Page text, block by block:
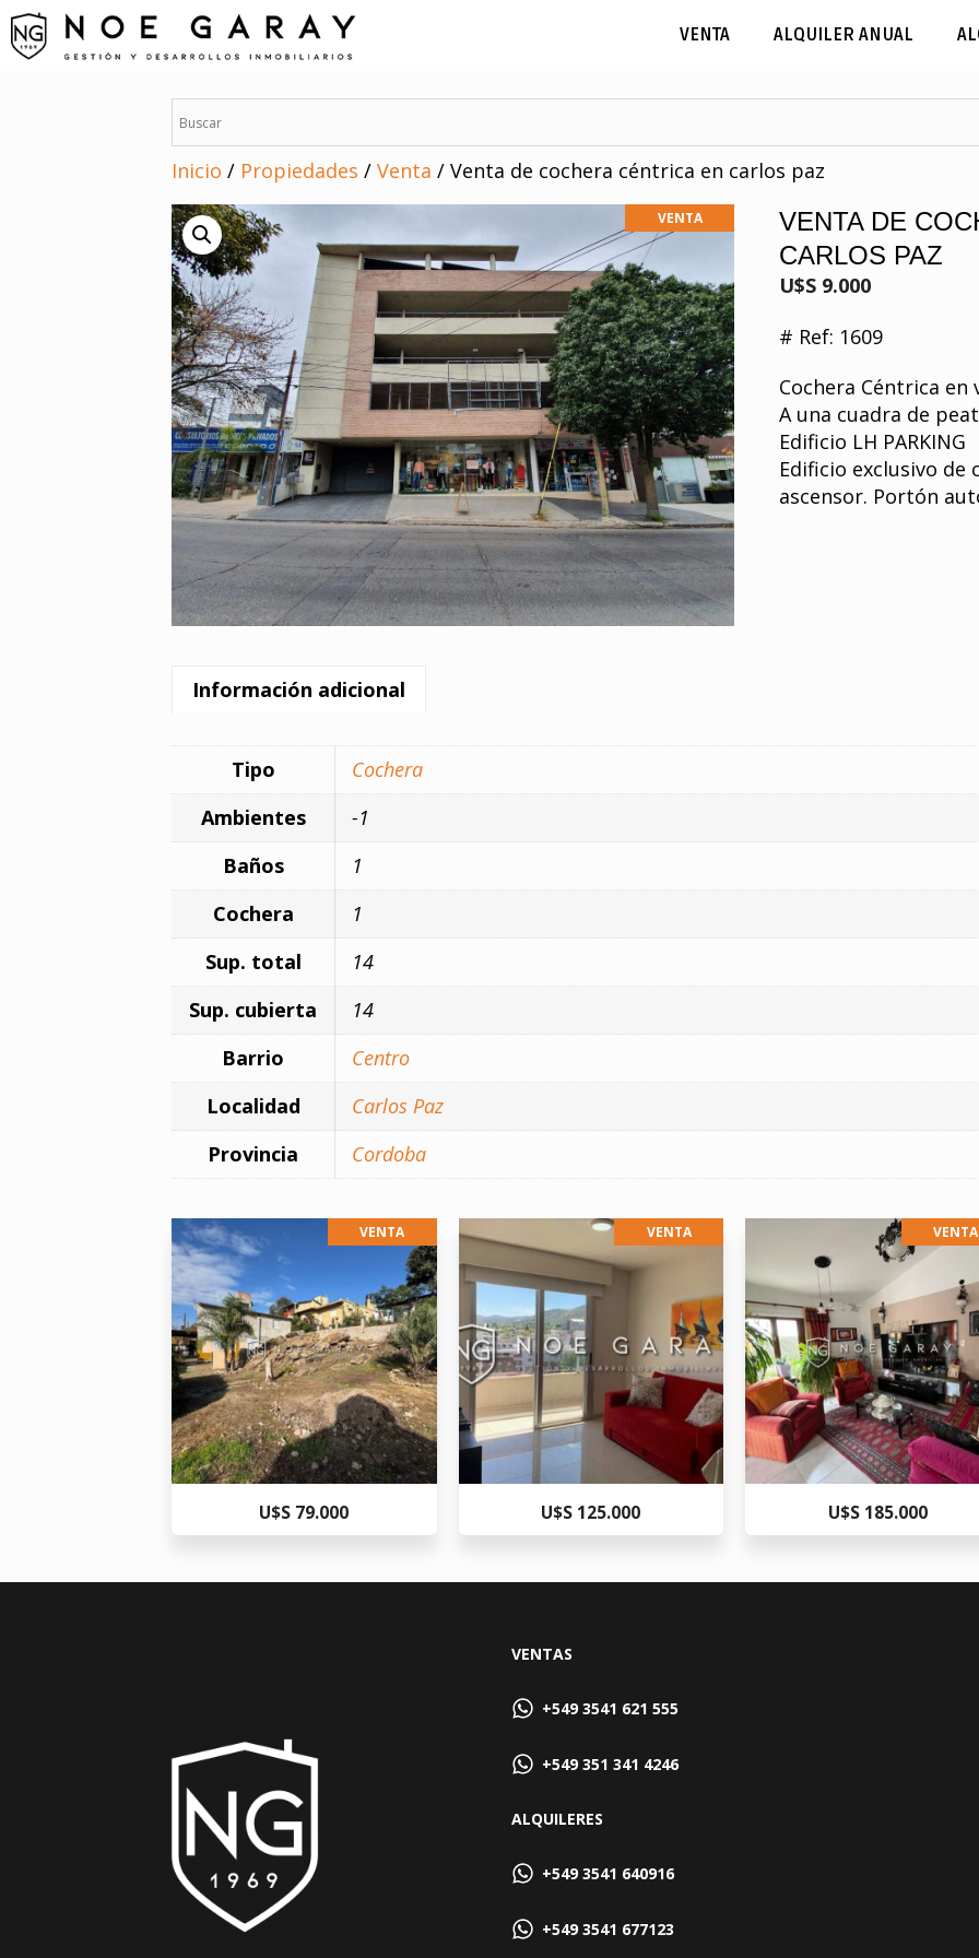
Saltar
al
contenido
VENTA ALQUILER ANUAL
Inicio / Propiedades / Venta / Venta de cochera céntrica en carlos paz
VENTA
VENTA DE
CARLOS PAZ
U$S 9.000
# Ref: 1609
Cochera Céntrica en
A una cuadra de
Edificio LH PARKING
Edificio exclusivo de
ascensor. Portón
Información adicional
Tipo
Cochera
Ambientes
-1
Baños
1
Cochera
1
Sup. total
14
Sup. cubierta
14
Barrio
Centro
Localidad
Carlos Paz
Provincia
Cordoba
VENTA
U$S 79.000
VENTA
U$S 125.000
VENTA
U$S 185.000
VENTAS
+549 3541 621 555
+549 351 341 4246
ALQUILERES
+549 3541 640916
+549 3541 677123